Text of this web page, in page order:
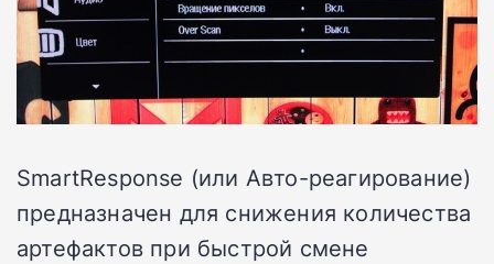
SmartResponse (или Авто-реагирование)
предназначен для снижения количества
артефактов при быстрой смене